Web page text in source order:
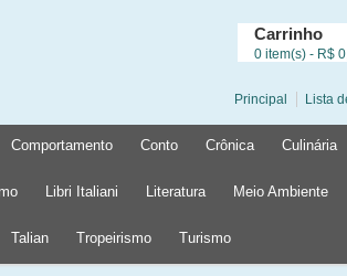
Carrinho
0 item(s) - R$
Principal Lista
Comportamento Conto Crônica Culinária
Libri Italiani Literatura Meio Ambiente
Talian Tropeirismo Turismo